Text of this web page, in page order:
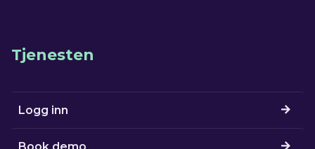
Tjenesten
Logg inn
Book demo